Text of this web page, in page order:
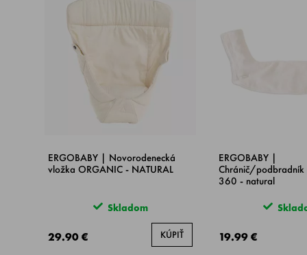
ERGOBABY | Novorodenecká
vložka ORGANIC - NATURAL
Skladom
29.90 € KÚPIŤ
ERGOBABY |
Chránič/podbradník
360 - natural
19.99 €